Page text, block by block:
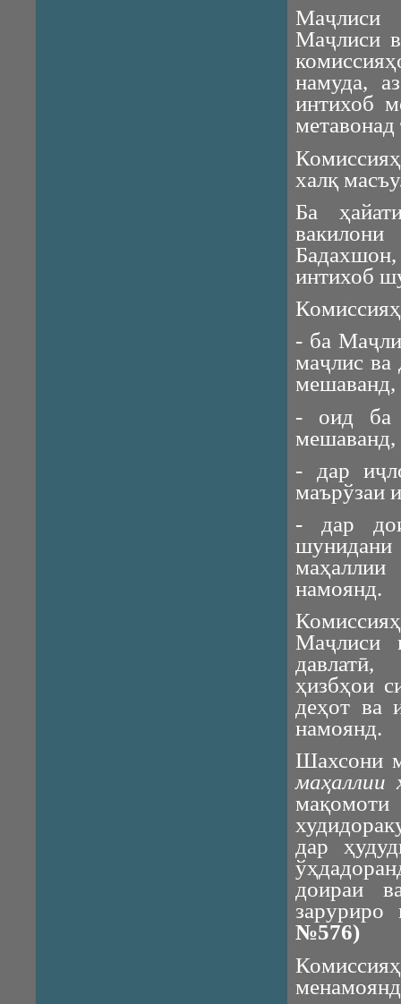
Маҷлиси
Маҷлиси
намуда,
интихоб
халқ
Ба
интихоб
- ба
маҷлис ва
- оид ба
мешаванд,
- дар
маърўзаи
- дар
намоянд.
Маҷлиси
давлатӣ,
ҳизбҳои
деҳот ва
намоянд.
Шахсони
маҳаллии
дар
доираи
заруриро
№576)